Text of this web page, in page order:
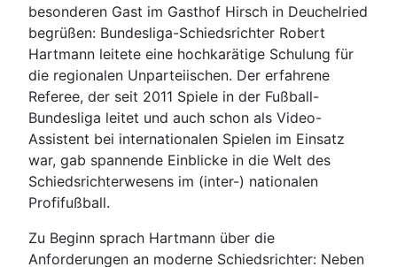
besonderen Gast im Gasthof Hirsch in Deuchelried
begrüßen: Bundesliga-Schiedsrichter Robert
Hartmann leitete eine hochkarätige Schulung für
die regionalen Unparteiischen. Der erfahrene
Referee, der seit 2011 Spiele in der Fußball-
Bundesliga leitet und auch schon als Video-
Assistent bei internationalen Spielen im Einsatz
war, gab spannende Einblicke in die Welt des
Schiedsrichterwesens im (inter-) nationalen
Profifußball.
Zu Beginn sprach Hartmann über die
Anforderungen an moderne Schiedsrichter: Neben